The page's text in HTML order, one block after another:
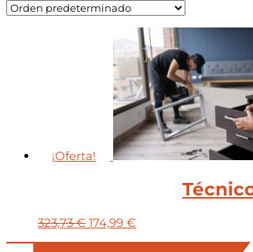
¡Oferta!
323,73€ El
174,99 €